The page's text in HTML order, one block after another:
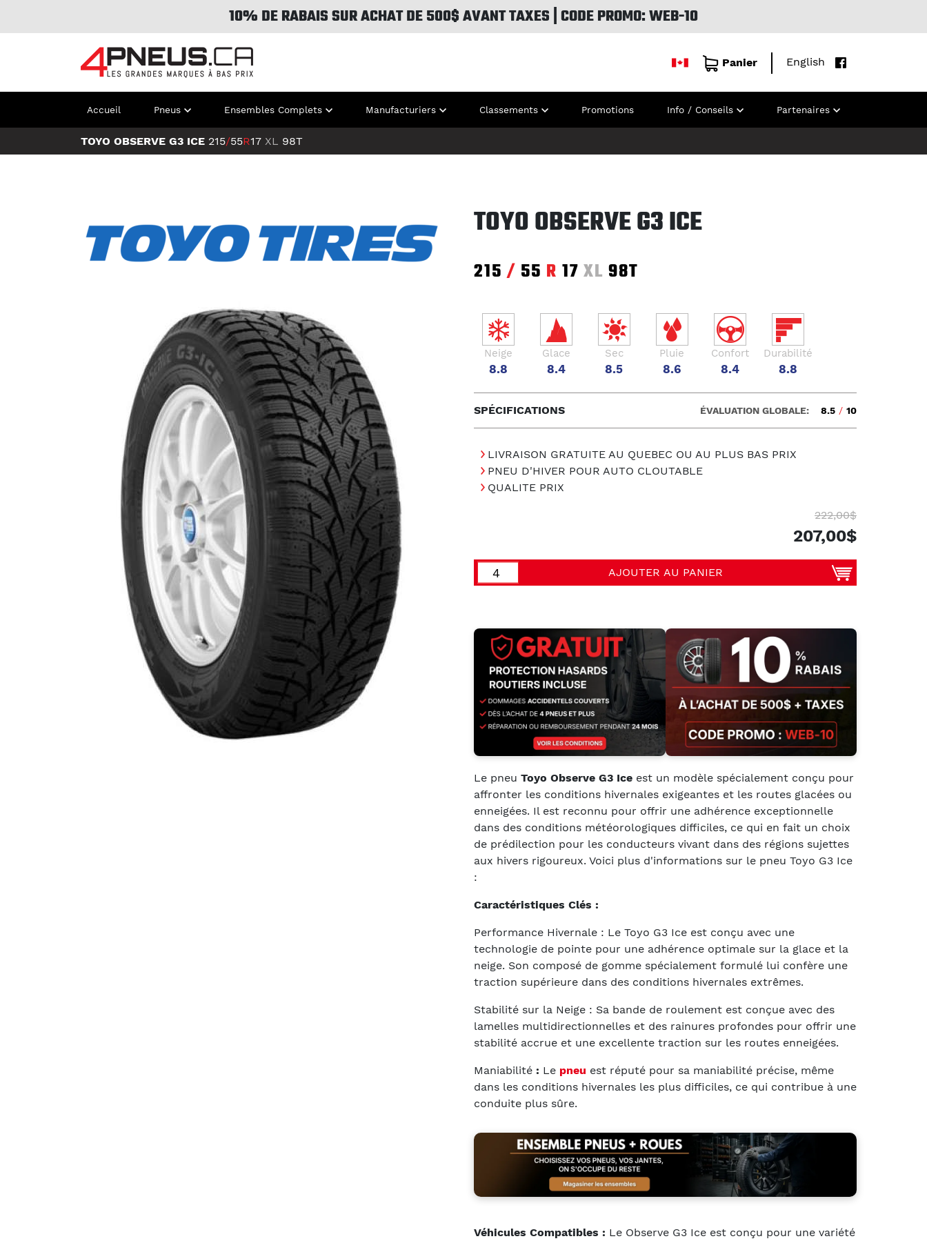
10% DE RABAIS SUR ACHAT DE 500$ AVANT TAXES | CODE PROMO: WEB-10
Panier English
Accueil Pneus Ensembles Complets Manufacturiers Classements Promotions Info / Conseils Partenaires
TOYO OBSERVE G3 ICE 215/55R17 XL 98T
TOYO OBSERVE G3 ICE
215 / 55 R 17 XL 98T
Neige
8.8
Glace
8.4
Sec
8.5
Pluie
8.6
Confort
8.4
Durabilité
8.8
SPÉCIFICATIONS ÉVALUATION GLOBALE: 8.5 / 10
LIVRAISON GRATUITE AU QUEBEC OU AU PLUS BAS PRIX
PNEU D'HIVER POUR AUTO CLOUTABLE
QUALITE PRIX
222,00$
207,00$
AJOUTER AU PANIER
Le pneu Toyo Observe G3 Ice est un modèle spécialement conçu pour
affronter les conditions hivernales exigeantes et les routes glacées ou
enneigées. Il est reconnu pour offrir une adhérence exceptionnelle
dans des conditions météorologiques difficiles, ce qui en fait un choix
de prédilection pour les conducteurs vivant dans des régions sujettes
aux hivers rigoureux. Voici plus d'informations sur le pneu Toyo G3 Ice
:
Caractéristiques Clés :
Performance Hivernale : Le Toyo G3 Ice est conçu avec une
technologie de pointe pour une adhérence optimale sur la glace et la
neige. Son composé de gomme spécialement formulé lui confère une
traction supérieure dans des conditions hivernales extrêmes.
Stabilité sur la Neige : Sa bande de roulement est conçue avec des
lamelles multidirectionnelles et des rainures profondes pour offrir une
stabilité accrue et une excellente traction sur les routes enneigées.
Maniabilité : Le pneu est réputé pour sa maniabilité précise, même
dans les conditions hivernales les plus difficiles, ce qui contribue à une
conduite plus sûre.
Véhicules Compatibles : Le Observe G3 Ice est conçu pour une variété